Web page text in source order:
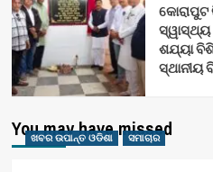
ଶଯ୍ୟା
ସ୍ଥାନୀୟ
You may have missed
ଖବର ଉପାନ୍ତ ଓଡିଶା ସମାଚାର